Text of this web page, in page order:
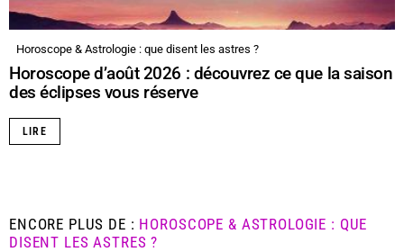
Horoscope & Astrologie : que disent les astres ?
Horoscope d’août 2026 : découvrez ce que la saison
des éclipses vous réserve
LIRE
ENCORE PLUS DE : HOROSCOPE & ASTROLOGIE : QUE
DISENT LES ASTRES ?